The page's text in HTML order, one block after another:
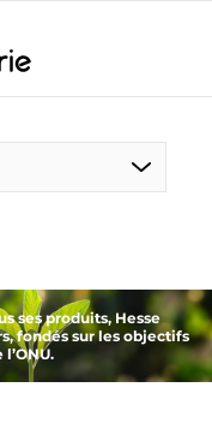
ses produits, Hesse
fondés sur les objectifs